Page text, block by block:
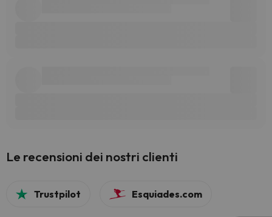
Le recensioni dei nostri clienti
Trustpilot Esquiades.com